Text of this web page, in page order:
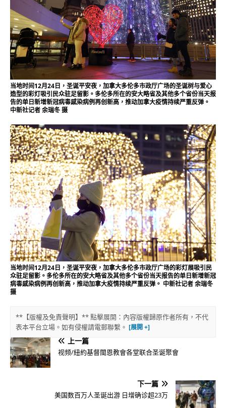
当地时间12月24日，圣诞平安夜，加拿大多伦多市政厅广场的圣诞树与爱心
造型的彩灯吸引民众驻足留影。多伦多所在的安大略省及其他多个省份当天报
告的单日新增新冠病毒感染病例再创新高，推动加拿大疫情持续严重反弹。
中新社记者 余瑞冬 摄
当地时间12月24日，圣诞平安夜，加拿大多伦多市政厅广场的彩灯展吸引民
众驻足留影。多伦多所在的安大略省及其他多个省份当天报告的单日新增新冠
病毒感染病例再创新高，推动加拿大疫情持续严重反弹。 中新社记者 余瑞冬
摄
**【版權及免責聲明】** 點擊展開：內容版權歸原作者所有，不代
表本平台立場。如有侵權請電郵聯繫。
上一篇
视频/紐約基督閩恩教會各堂联合圣诞聚會
下一篇
美国数百万人圣诞出游 日增确诊超23万